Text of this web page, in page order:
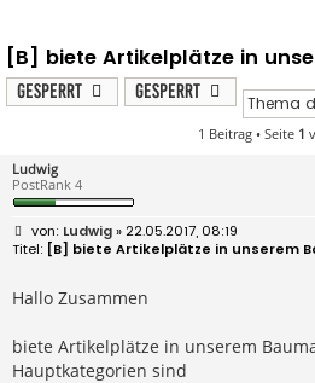
[B] biete Artikelplätze in
Gesperrt Gesperrt
1 Beitrag • Seite 1
Ludwig
PostRank 4
B
e
i
r
a
Ludwig» 22.05.2017, 08:19
[B] biete Artikelplätze in unserem
Hallo Zusammen
biete Artikelplätze in unserem
Hauptkategorien sind